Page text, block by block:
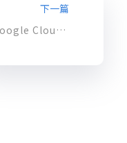
下一篇
Google Cloud Storage：Notification 實作 (二) – 使用於 Google App Engine